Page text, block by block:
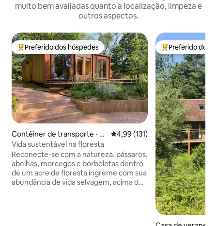
muito bem avaliadas quanto a localização, limpeza e
outros aspectos.
Entre os melhores preferidos dos hóspedes
Preferido dos hóspedes
Contêiner de transporte ⋅ W
orcestershire
4,99 de uma avaliação média de
4,99 (131)
Vida sustentável na floresta
Reconecte-se com a natureza. pássaros,
abelhas, morcegos e borboletas dentro
de um acre de floresta íngreme com sua
abundância de vida selvagem, acima do
Entre os
Preferido dos